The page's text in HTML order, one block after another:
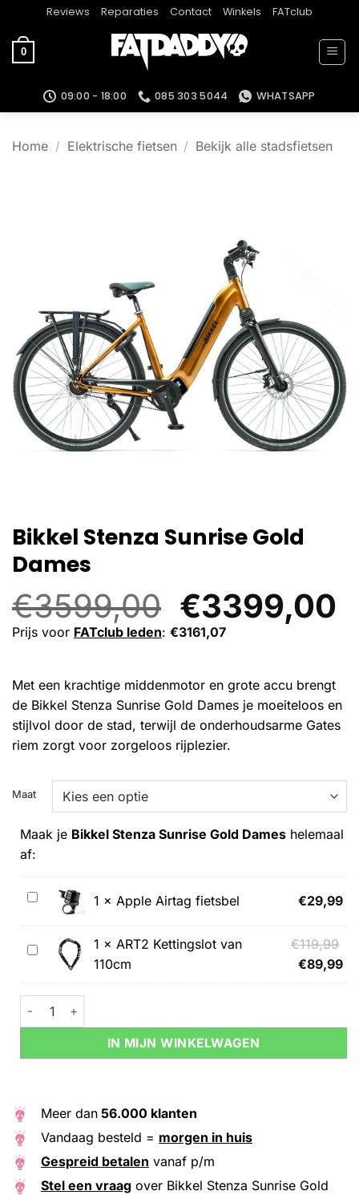
inhoud
Reviews Reparaties Contact Winkels FATclub
0
09:00 - 18:00 085 303 5044 WHATSAPP
Home / Elektrische fietsen / Bekijk alle stadsfietsen
Bikkel Stenza Sunrise Gold
Dames
€3599,00
prijs
€3599,00.
€3399,00
Prijs voor FATclub leden: €3161,07
Met een krachtige middenmotor en grote accu brengt
de Bikkel Stenza Sunrise Gold Dames je moeiteloos en
stijlvol door de stad, terwijl de onderhoudsarme Gates
riem zorgt voor zorgeloos rijplezier.
Maat
Maak je Bikkel Stenza Sunrise Gold Dames helemaal
af:
Apple
1 × Apple Airtag fietsbel €29,99
ART2
Kettingslot
van
110cm
1 × ART2 Kettingslot van
110cm
€119,99
€89,99
Bikkel Stenza Sunrise Gold Dames aantal
IN MIJN WINKELWAGEN
Alternative:
Meer dan 56.000 klanten
Vandaag besteld = morgen in huis
Gespreid betalen vanaf p/m
Stel een vraag over Bikkel Stenza Sunrise Gold